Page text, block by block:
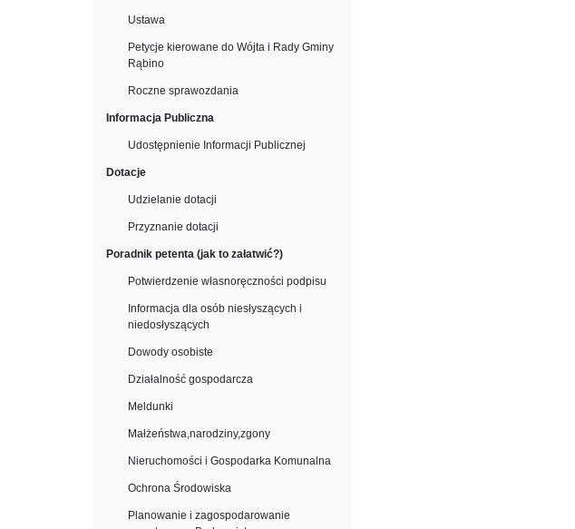
Ustawa
Petycje kierowane do Wójta i Rady Gminy
Rąbino
Roczne sprawozdania
Informacja Publiczna
Udostępnienie Informacji Publicznej
Dotacje
Udzielanie dotacji
Przyznanie dotacji
Poradnik petenta (jak to załatwić?)
Potwierdzenie własnoręczności podpisu
Informacja dla osób niesłyszących i
niedosłyszących
Dowody osobiste
Działalność gospodarcza
Meldunki
Małżeństwa,narodziny,zgony
Nieruchomości i Gospodarka Komunalna
Ochrona Środowiska
Planowanie i zagospodarowanie